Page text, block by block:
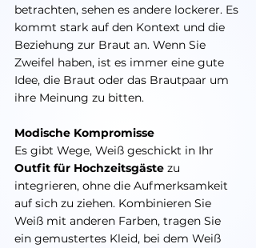
betrachten, sehen es andere lockerer. Es
kommt stark auf den Kontext und die
Beziehung zur Braut an. Wenn Sie
Zweifel haben, ist es immer eine gute
Idee, die Braut oder das Brautpaar um
ihre Meinung zu bitten.
Modische Kompromisse
Es gibt Wege, Weiß geschickt in Ihr
Outfit für Hochzeitsgäste zu
integrieren, ohne die Aufmerksamkeit
auf sich zu ziehen. Kombinieren Sie
Weiß mit anderen Farben, tragen Sie
ein gemustertes Kleid, bei dem Weiß